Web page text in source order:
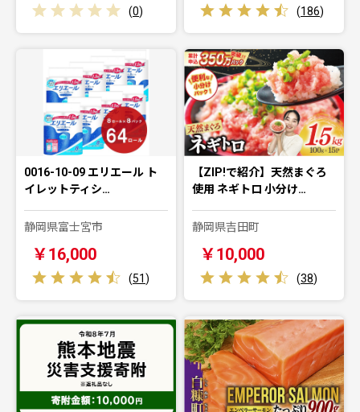
(0) (186)
0016-10-09 エリエール ト
イレットティシ…
静岡県富士宮市
￥16,000
(51)
【ZIP!で紹介】天然まぐろ
使用 ネギトロ 小分け…
静岡県吉田町
￥10,000
(38)